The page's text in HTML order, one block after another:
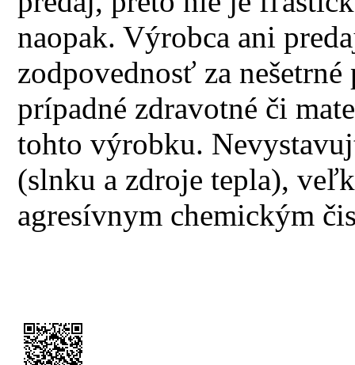
naopak. Výrobca ani
zodpovednosť za
prípadné zdravotné či
tohto výrobku.
(slnku a zdroje tepla),
agresívnym chemickým